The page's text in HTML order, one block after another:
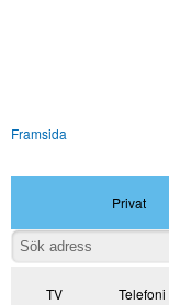
Framsida
Privat
TV Telefoni